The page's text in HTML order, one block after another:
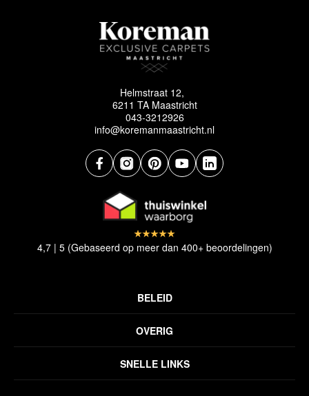
Helmstraat 12,
6211 TA Maastricht
043-3212926
info@koremanmaastricht.nl
SNELLE LINKS
OVERIG
Inspiratie
BELEID
Disclaimer
Verzendbeleid
4,7 | 5 (Gebaseerd op meer dan 400+ beoordelingen)